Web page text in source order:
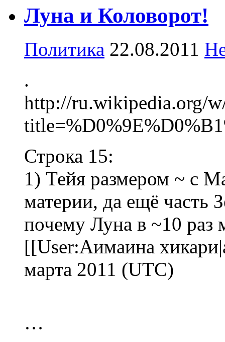
Луна и Коловорот!
Политика 22.08.2011
.
http://ru.wikipedia.org/
Строка 15:
1) Тейя размером ~ с
материи, да ещё часть
почему Луна в ~10
[[User:Аимаина
марта 2011 (UTC)
…